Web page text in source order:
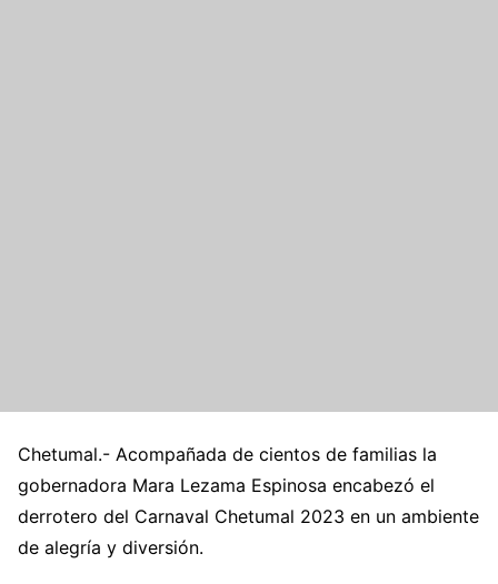
Chetumal.- Acompañada de cientos de familias la
gobernadora Mara Lezama Espinosa encabezó el
derrotero del Carnaval Chetumal 2023 en un ambiente
de alegría y diversión.